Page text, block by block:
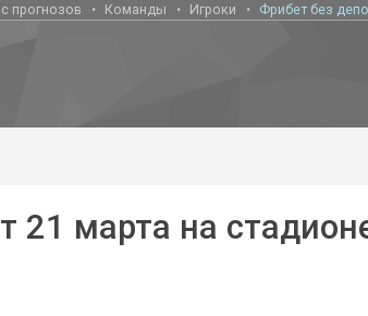
прогнозов Команды Игроки Фрибет без
21 марта на